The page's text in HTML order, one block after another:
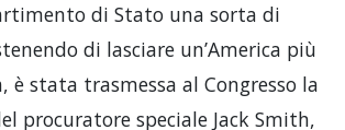
di Stato una sorta di
di lasciare un’America più
stata trasmessa al Congresso la
procuratore speciale Jack Smith,